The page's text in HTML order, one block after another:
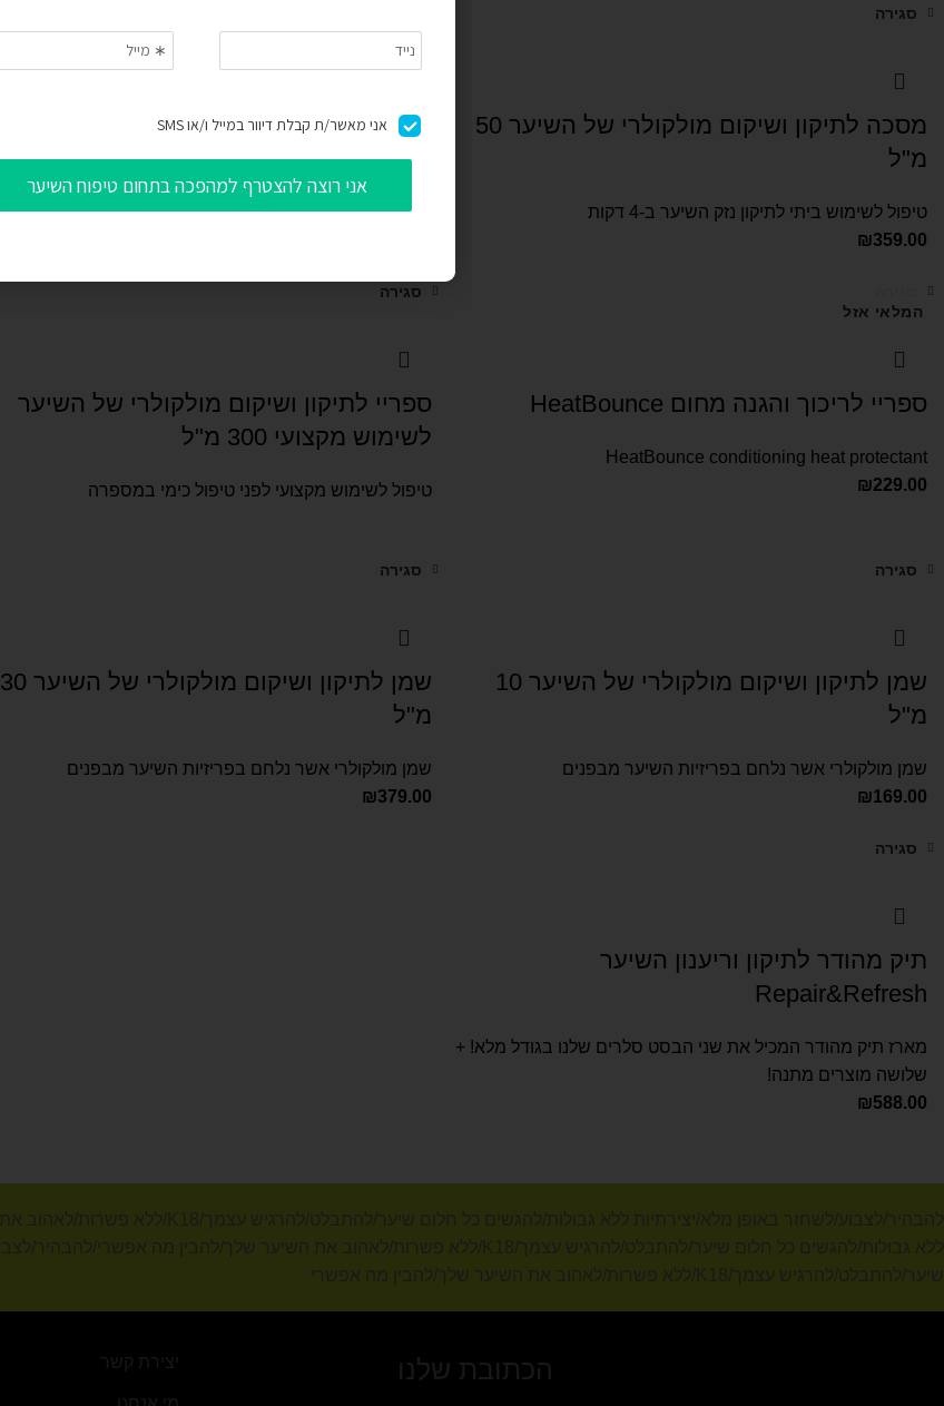
סגירה
מסכה לתיקון ושיקום מולקולרי של השיער 50
מ"ל
טיפול לשימוש ביתי לתיקון נזק השיער ב-4 דקות
₪359.00
מסכה לתיקון ושיקום מולקולרי של השיער 5ml
טיפול לשימוש ביתי לתיקון נזק השיער ב-4 דקות
89.00
המלאי אזל
ספריי לריכוך והגנה מחום HeatBounce
HeatBounce conditioning heat protectant
₪229.00
סגירה
ספריי לתיקון ושיקום מולקולרי של השיער
לשימוש מקצועי 300 מ"ל
טיפול לשימוש מקצועי לפני טיפול כימי במספרה
סגירה
שמן לתיקון ושיקום מולקולרי של השיער 10
מ"ל
שמן מולקולרי אשר נלחם בפריזיות השיער מבפנים
₪169.00
סגירה
שמן לתיקון ושיקום מולקולרי של השיער 30
מ"ל
שמן מולקולרי אשר נלחם בפריזיות השיער מבפנים
₪379.00
סגירה
תיק מהודר לתיקון וריענון השיער
Repair&Refresh
מארז תיק מהודר המכיל את שני הבסט סלרים שלנו בגודל מלא! +
שלושה מוצרים מתנה!
₪588.00
הכתובת שלנו